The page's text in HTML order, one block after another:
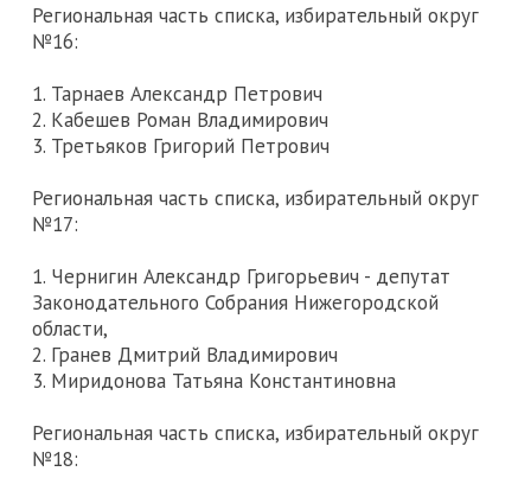
Региональная часть списка, избирательный округ
№16:
1. Тарнаев Александр Петрович
2. Кабешев Роман Владимирович
3. Третьяков Григорий Петрович
Региональная часть списка, избирательный округ
№17:
1. Чернигин Александр Григорьевич - депутат
Законодательного Собрания Нижегородской
области,
2. Гранев Дмитрий Владимирович
3. Миридонова Татьяна Константиновна
Региональная часть списка, избирательный округ
№18: